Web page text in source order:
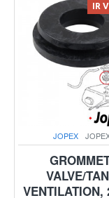
IR
JOPEX
VALVE/
VENTILATION,